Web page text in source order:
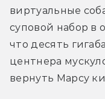
виртуальные
суповой набор в
что десять
центнера
вернуть Марсу